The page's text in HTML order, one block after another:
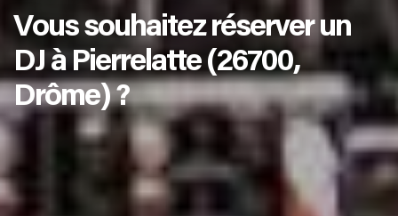
Vous souhaitez réserver un
DJ à Pierrelatte (26700,
Drôme) ?